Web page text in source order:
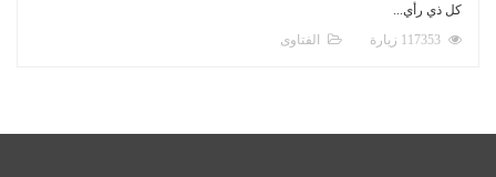
كل ذي رأي...
الفتاوى